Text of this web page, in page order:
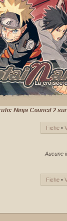
Fiche •
Aucune
Fiche •